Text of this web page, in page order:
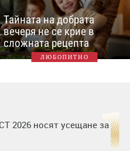
Тайната на добрата
вечеря не се крие в
сложната рецепта
ЛЮБОПИТНО
2026 носят усещане за